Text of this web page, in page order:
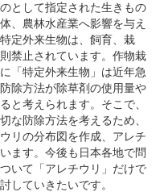
として指定された生きもの
、農林水産業へ影響を与え
定外来生物は、飼育、栽
禁止されています。作物栽
「特定外来生物」は近年急
除方法が除草剤の使用量や
と考えられます。そこで、
な防除方法を考えるため、
リの分布図を作成、アレチ
ます。今後も日本各地で問
いて「アレチウリ」だけで
していきたいです。